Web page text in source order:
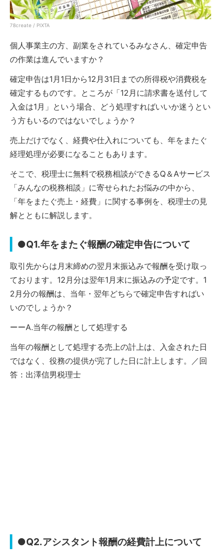
78create / PIXTA
個人事業主の方、副業をされているみなさん、確定申告
の作業は進んでいますか？
確定申告は1月1日から12月31日までの所得税や消費税を
確定するものです。ところが「12月に請求書を送付して
入金は1月」という場合、どう処理すればいいか迷うとい
う方もいるのではないでしょうか？
売上だけでなく、経費や仕入れについても、年をまたぐ
経理処理が必要になることもあります。
そこで、税理士に無料で税務相談ができるQ＆Aサービス
「みんなの税務相談」に寄せられたお悩みの中から、
「年をまたぐ売上・経費」に関する事例を、税理士の見
解とともに解説します。
●Q1.年をまたぐ報酬の確定申告について
取引先からは月末締めの翌月末振込みで報酬を受け取っ
ております。12月分は翌年1月末に振込みの予定です。1
2月分の報酬は、当年・翌年どちらで確定申告すればい
いのでしょうか？
ーーA.当年の報酬として処理する
当年の報酬として処理する売上の計上は、入金された日
ではなく、役務の提供が完了した日に計上します。／回
答：出澤信男税理士
●Q2.アシスタント報酬の経費計上について